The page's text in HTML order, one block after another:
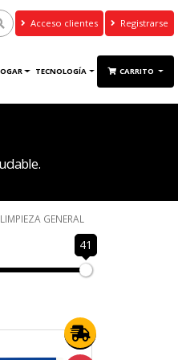
Acceso clientes Registrarse
TECNOLOGÍA CARRITO
LIMPIEZA GENERAL
41